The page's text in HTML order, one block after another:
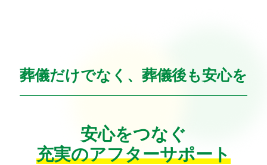
葬儀だけでなく、葬儀後も安心を
安心をつなぐ
充実のアフターサポート